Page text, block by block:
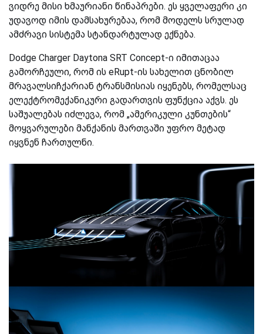
ვიდრე მისი ხმაურიანი წინაპრები. ეს ყველაფერი კი
უდავოდ იმის დამსახურებაა, რომ მოდელს სრულად
ამძრავი სისტემა სტანდარტულად ექნება.
Dodge Charger Daytona SRT Concept-ი იმითაცაა
გამორჩეული, რომ ის eRupt-ის სახელით ცნობილ
მრავალსიჩქარიან ტრანსმისიას იყენებს, რომელსაც
ელექტრომექანიკური გადართვის ფუნქცია აქვს. ეს
საშუალებას იძლევა, რომ „ამერიკული კუნთების“
მოყვარულები მანქანის მართვაში უფრო მეტად
იყვნენ ჩართულნი.